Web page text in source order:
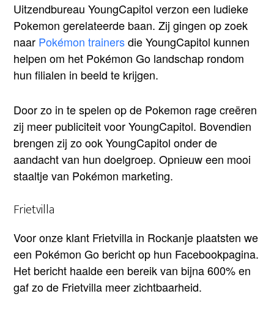
Uitzendbureau YoungCapitol verzon een ludieke
Pokemon gerelateerde baan. Zij gingen op zoek
naar Pokémon trainersdie YoungCapitol kunnen
helpen om het Pokémon Go landschap rondom
hun filialen in beeld te krijgen.
Door zo in te spelen op de Pokemon rage creëren
zij meer publiciteit voor YoungCapitol. Bovendien
brengen zij zo ook YoungCapitol onder de
aandacht van hun doelgroep. Opnieuw een mooi
staaltje van Pokémon marketing.
Frietvilla
Voor onze klant Frietvilla in Rockanje plaatsten we
een Pokémon Go bericht op hun Facebookpagina.
Het bericht haalde een bereik van bijna 600% en
gaf zo de Frietvilla meer zichtbaarheid.